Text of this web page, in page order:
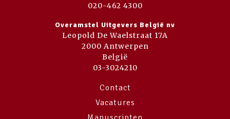
020-462 4300
Overamstel Uitgevers België nv
Leopold De Waelstraat 17A
2000 Antwerpen
België
03-3024210
Contact
Vacatures